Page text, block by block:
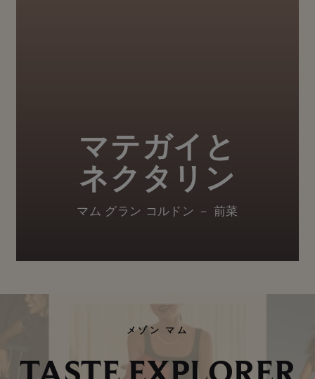
マテガイと
ネクタリン
マム グラン コルドン － 前菜
メゾン マム